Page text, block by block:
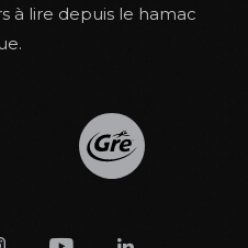
à lire depuis le hamac